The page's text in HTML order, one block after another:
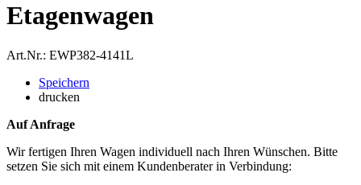
Etagenwagen
Art.Nr.: EWP382-4141L
Speichern
drucken
Auf Anfrage
Wir fertigen Ihren Wagen individuell nach Ihren Wünschen. Bitte
setzen Sie sich mit einem Kundenberater in Verbindung: